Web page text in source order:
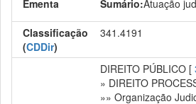
Ementa
Sumário:Atuação
Classificação
(CDDir)
341.4191
DIREITO PÚBLICO [
» DIREITO
»» Organização